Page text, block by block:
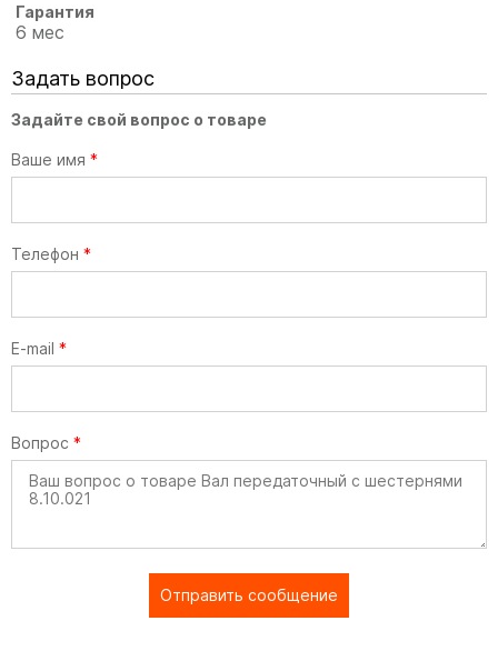
Гарантия
6 мес
Задать вопрос
Задайте свой вопрос о товаре
Ваше имя *
Телефон *
E-mail *
Вопрос *
Отправить сообщение